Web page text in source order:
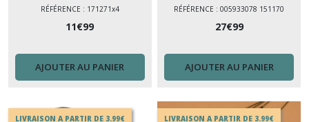
RÉFÉRENCE : 171271x4
11€99
AJOUTER AU PANIER
RÉFÉRENCE : 005933078 151170
27€99
AJOUTER AU PANIER
LIVRAISON A PARTIR DE 3.99€ LIVRAISON A PARTIR DE 3.99€